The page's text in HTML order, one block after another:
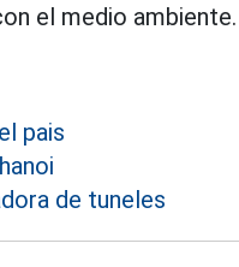
el medio ambiente.
pais
de tuneles